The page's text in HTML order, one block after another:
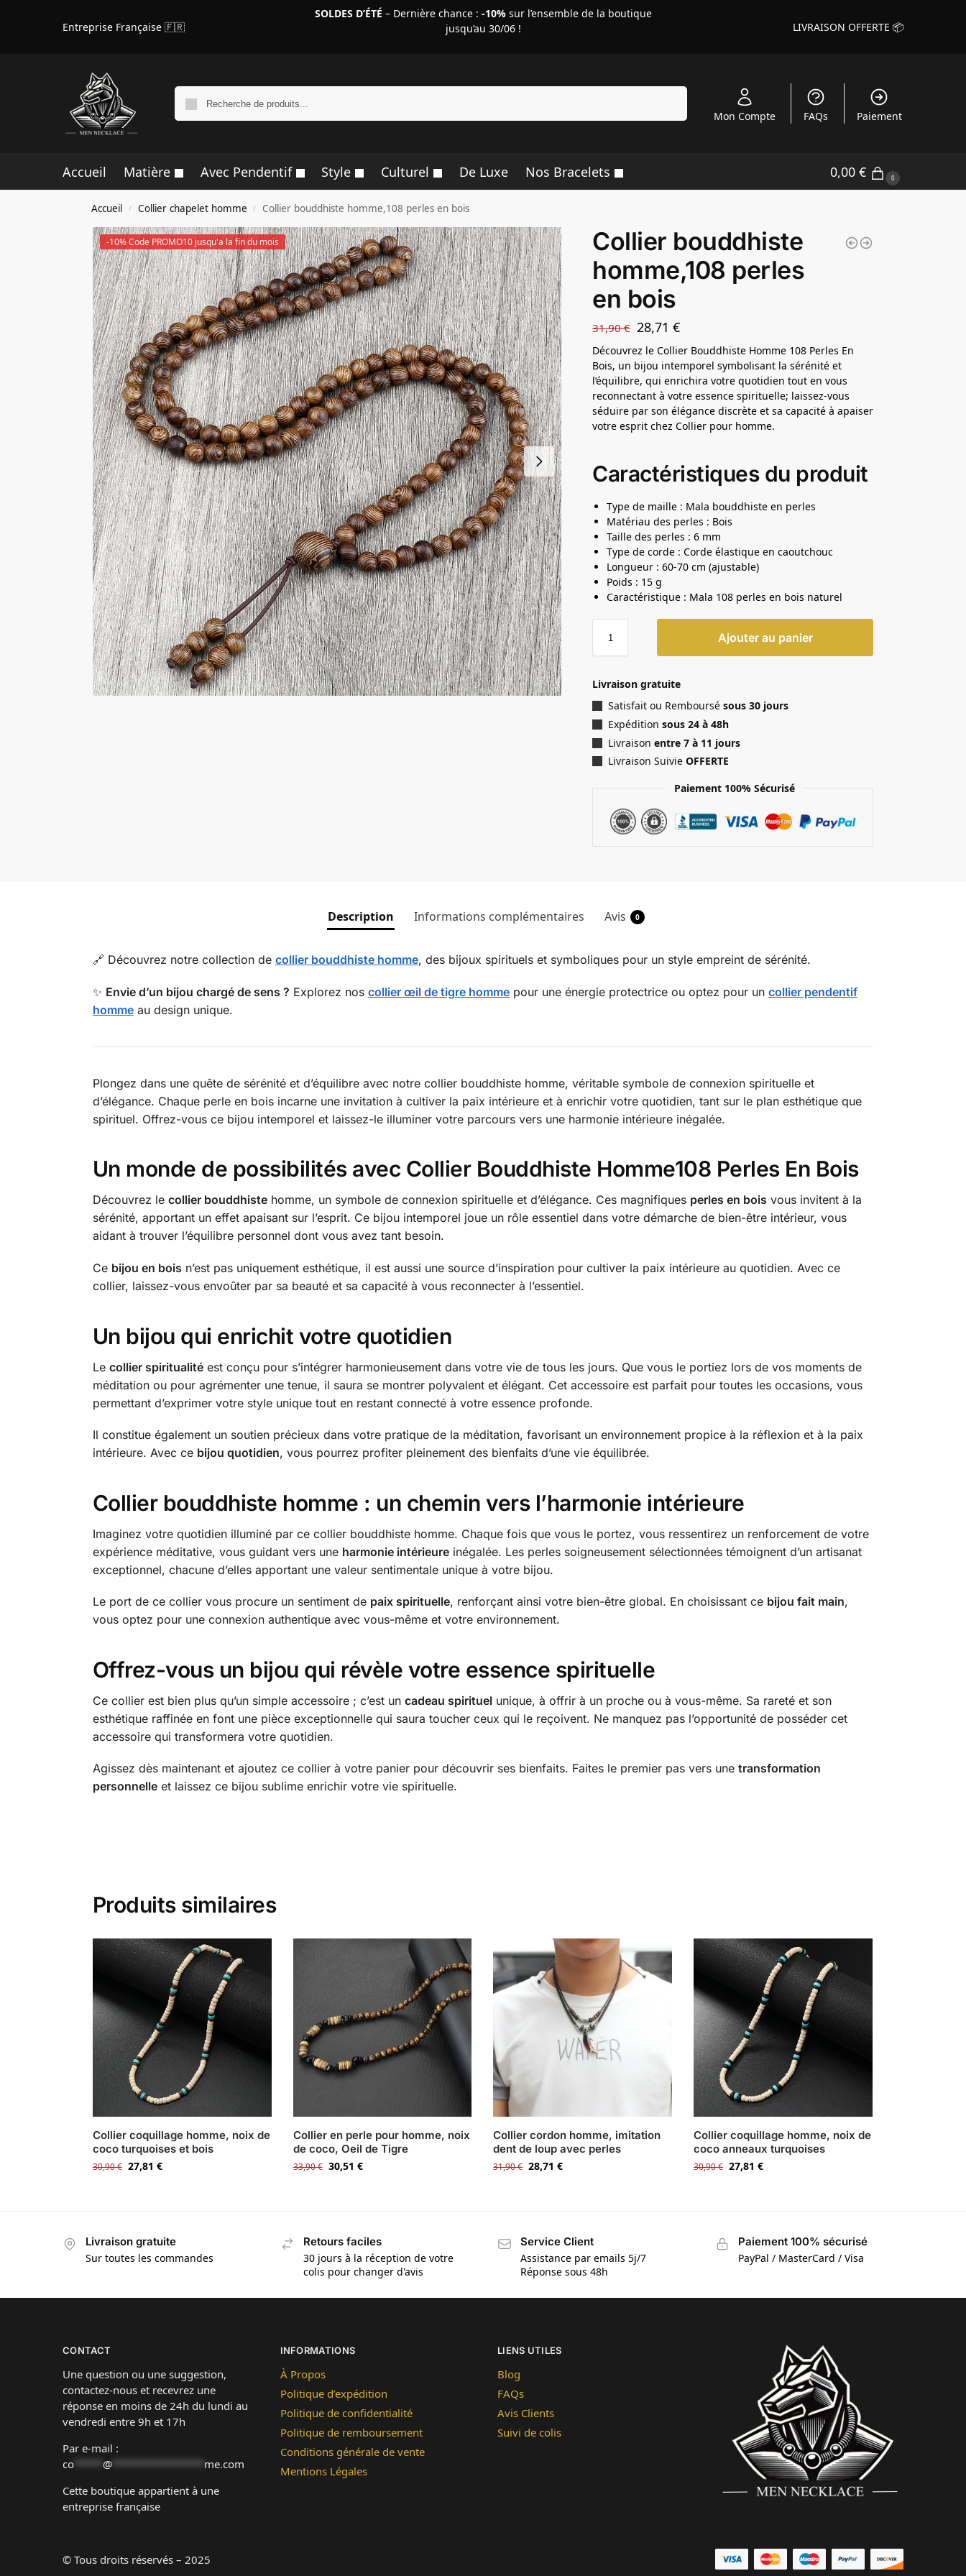
Entreprise Française 🇫🇷
SOLDES D’ÉTÉ – Dernière chance : -10%sur l’ensemble de la boutique
jusqu’au 30/06 !
LIVRAISON OFFERTE 📦
Mon Compte FAQs Paiement
Accueil Matière Avec Pendentif Style Culturel De Luxe Nos Bracelets 0,00 € 0
Accueil / Collier chapelet homme / Collier bouddhiste homme,108 perles en bois
-10% Code PROMO10 jusqu'a la fin du mois
Collier bouddhiste
homme,108 perles
en bois
31,90€ 28,71€
Découvrez le Collier Bouddhiste Homme 108 Perles En
Bois, un bijou intemporel symbolisant la sérénité et
l’équilibre, qui enrichira votre quotidien tout en vous
reconnectant à votre essence spirituelle; laissez-vous
séduire par son élégance discrète et sa capacité à apaiser
votre esprit chez Collier pour homme.
Caractéristiques du produit
Type de maille : Mala bouddhiste en perles
Matériau des perles : Bois
Taille des perles : 6 mm
Type de corde : Corde élastique en caoutchouc
Longueur : 60-70 cm (ajustable)
Poids : 15 g
Caractéristique : Mala 108 perles en bois naturel
Ajouter au panier
Livraison gratuite
Satisfait ou Remboursésous 30 jours
Expédition sous 24 à 48h
Livraisonentre 7 à 11 jours
Livraison SuivieOFFERTE
Paiement 100% Sécurisé
Description Informations complémentaires Avis 0
🔗 Découvrez notre collection de collier bouddhiste homme, des bijoux spirituels et symboliques pour un style empreint de sérénité.
✨ Envie d’un bijou chargé de sens ? Explorez nos collier œil de tigre hommepour une énergie protectrice ou optez pour un collier pendentif
hommeau design unique.
Plongez dans une quête de sérénité et d’équilibre avec notre collier bouddhiste homme, véritable symbole de connexion spirituelle et
d’élégance. Chaque perle en bois incarne une invitation à cultiver la paix intérieure et à enrichir votre quotidien, tant sur le plan esthétique que
spirituel. Offrez-vous ce bijou intemporel et laissez-le illuminer votre parcours vers une harmonie intérieure inégalée.
Un monde de possibilités avec Collier Bouddhiste Homme108 Perles En Bois
Découvrez le collier bouddhistehomme, un symbole de connexion spirituelle et d’élégance. Ces magnifiques perles en bois vous invitent à la
sérénité, apportant un effet apaisant sur l’esprit. Ce bijou intemporel joue un rôle essentiel dans votre démarche de bien-être intérieur, vous
aidant à trouver l’équilibre personnel dont vous avez tant besoin.
Ce bijou en bois n’est pas uniquement esthétique, il est aussi une source d’inspiration pour cultiver la paix intérieure au quotidien. Avec ce
collier, laissez-vous envoûter par sa beauté et sa capacité à vous reconnecter à l’essentiel.
Un bijou qui enrichit votre quotidien
Le collier spiritualitéest conçu pour s’intégrer harmonieusement dans votre vie de tous les jours. Que vous le portiez lors de vos moments de
méditation ou pour agrémenter une tenue, il saura se montrer polyvalent et élégant. Cet accessoire est parfait pour toutes les occasions, vous
permettant d’exprimer votre style unique tout en restant connecté à votre essence profonde.
Il constitue également un soutien précieux dans votre pratique de la méditation, favorisant un environnement propice à la réflexion et à la paix
intérieure. Avec ce bijou quotidien, vous pourrez profiter pleinement des bienfaits d’une vie équilibrée.
Collier bouddhiste homme : un chemin vers l’harmonie intérieure
Imaginez votre quotidien illuminé par ce collier bouddhiste homme. Chaque fois que vous le portez, vous ressentirez un renforcement de votre
expérience méditative, vous guidant vers une harmonie intérieureinégalée. Les perles soigneusement sélectionnées témoignent d’un artisanat
exceptionnel, chacune d’elles apportant une valeur sentimentale unique à votre bijou.
Le port de ce collier vous procure un sentiment de paix spirituelle, renforçant ainsi votre bien-être global. En choisissant ce bijou fait main,
vous optez pour une connexion authentique avec vous-même et votre environnement.
Offrez-vous un bijou qui révèle votre essence spirituelle
Ce collier est bien plus qu’un simple accessoire ; c’est un cadeau spirituelunique, à offrir à un proche ou à vous-même. Sa rareté et son
esthétique raffinée en font une pièce exceptionnelle qui saura toucher ceux qui le reçoivent. Ne manquez pas l’opportunité de posséder cet
accessoire qui transformera votre quotidien.
Agissez dès maintenant et ajoutez ce collier à votre panier pour découvrir ses bienfaits. Faites le premier pas vers une transformation
personnelleet laissez ce bijou sublime enrichir votre vie spirituelle.
Produits similaires
Collier coquillage homme, noix de
coco turquoises et bois
30,90€ 27,81 €
Collier en perle pour homme, noix
de coco, Oeil de Tigre
33,90€ 30,51 €
Collier cordon homme, imitation
dent de loup avec perles
31,90€ 28,71€
Collier coquillage homme, noix de
coco anneaux turquoises
30,90€ 27,81€
Livraison gratuite
Sur toutes les commandes
Retours faciles
30 jours à la réception de votre
colis pour changer d'avis
Service Client
Assistance par emails 5j/7
Réponse sous 48h
Paiement 100% sécurisé
PayPal / MasterCard / Visa
CONTACT
Une question ou une suggestion,
contactez-nous et recevrez une
réponse en moins de 24h du lundi au
vendredi entre 9h et 17h
Par e-mail :
co
@
me.com
Cette boutique appartient à une
entreprise française
INFORMATIONS
À Propos
Politique d’expédition
Politique de confidentialité
Politique de remboursement
Conditions générale de vente
Mentions Légales
LIENS UTILES
Blog
FAQs
Avis Clients
Suivi de colis
© Tous droits réservés – 2025